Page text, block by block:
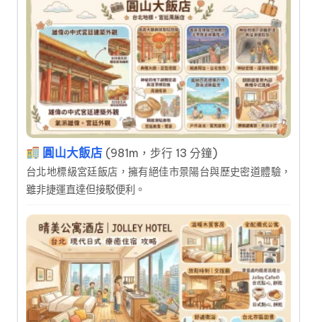
圓山大飯店 (981m，步行 13 分鐘)
台北地標級宮廷飯店，擁有絕佳市景陽台與歷史密道體驗，
雖非捷運直達但接駁便利。